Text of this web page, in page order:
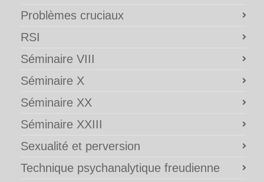
Problèmes cruciaux
RSI
Séminaire VIII
Séminaire X
Séminaire XX
Séminaire XXIII
Sexualité et perversion
Technique psychanalytique freudienne